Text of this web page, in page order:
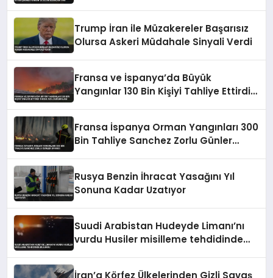
Trump İran ile Müzakereler Başarısız
Olursa Askeri Müdahale Sinyali Verdi
Fransa ve İspanya’da Büyük
Yangınlar 130 Bin Kişiyi Tahliye Ettirdi
Fransa İspanya Orman Yangınları 300
Bin Tahliye Sanchez Zorlu Günler
Rusya Benzin İhracat Yasağını Yıl
Sonuna Kadar Uzatıyor
Suudi Arabistan Hudeyde Limanı’nı
vurdu Husiler misilleme tehdidinde
İran’a Körfez Ülkelerinden Gizli Savaş